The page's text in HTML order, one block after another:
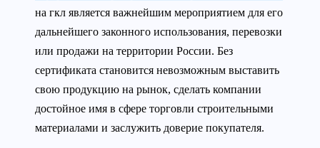
на гкл является важнейшим мероприятием для его
дальнейшего законного использования, перевозки
или продажи на территории России. Без
сертификата становится невозможным выставить
свою продукцию на рынок, сделать компании
достойное имя в сфере торговли строительными
материалами и заслужить доверие покупателя.